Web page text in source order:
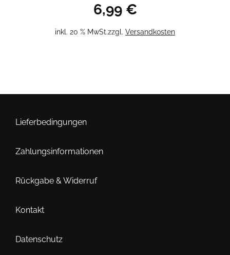
6,99 €
inkl. 20 % MwSt.zzgl. Versandkosten
Lieferbedingungen
Zahlungsinformationen
Rückgabe & Widerruf
Kontakt
Datenschutz